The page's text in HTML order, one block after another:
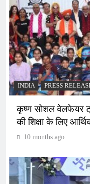
INDIA PRESS
कृष्ण सोशल वेलफेयर
की शिक्षा के लिए
10 months ago